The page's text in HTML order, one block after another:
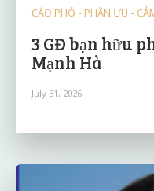
CÁO PHÓ - PHÂN ƯU -
3 GĐ bạn hữu
Mạnh Hà
July 31, 2026